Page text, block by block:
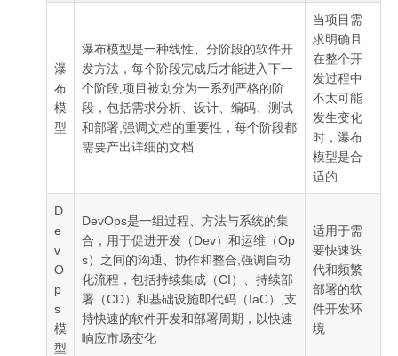
瀑
布
模
型
瀑布模型是一种线性、分阶段的软件开
发方法，每个阶段完成后才能进入下一
个阶段,项目被划分为一系列严格的阶
段，包括需求分析、设计、编码、测试
和部署,强调文档的重要性，每个阶段都
需要产出详细的文档
当项目需
求明确且
在整个开
发过程中
不太可能
发生变化
时，瀑布
模型是合
适的
D
e
v
O
p
s
模
型
DevOps是一组过程、方法与系统的集
合，用于促进开发（Dev）和运维（Op
s）之间的沟通、协作和整合,强调自动
化流程，包括持续集成（CI）、持续部
署（CD）和基础设施即代码（IaC）,支
持快速的软件开发和部署周期，以快速
响应市场变化
适用于需
要快速迭
代和频繁
部署的软
件开发环
境